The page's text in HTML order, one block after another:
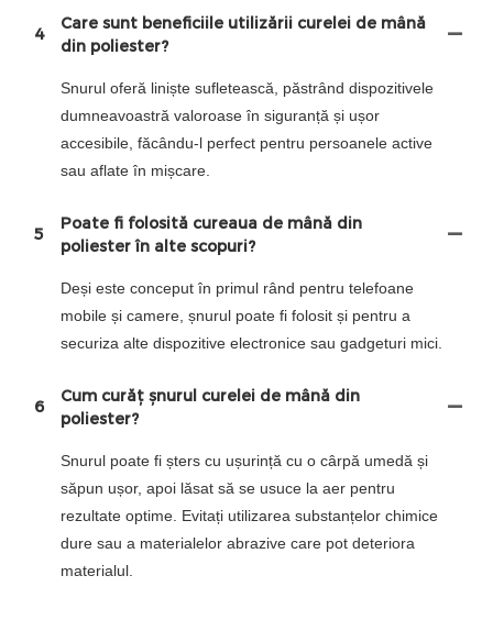
4
Care sunt beneficiile utilizării curelei de mână
din poliester?
Snurul oferă liniște sufletească, păstrând dispozitivele
dumneavoastră valoroase în siguranță și ușor
accesibile, făcându-l perfect pentru persoanele active
sau aflate în mișcare.
5
Poate fi folosită cureaua de mână din
poliester în alte scopuri?
Deși este conceput în primul rând pentru telefoane
mobile și camere, șnurul poate fi folosit și pentru a
securiza alte dispozitive electronice sau gadgeturi mici.
6
Cum curăț șnurul curelei de mână din
poliester?
Snurul poate fi șters cu ușurință cu o cârpă umedă și
săpun ușor, apoi lăsat să se usuce la aer pentru
rezultate optime. Evitați utilizarea substanțelor chimice
dure sau a materialelor abrazive care pot deteriora
materialul.